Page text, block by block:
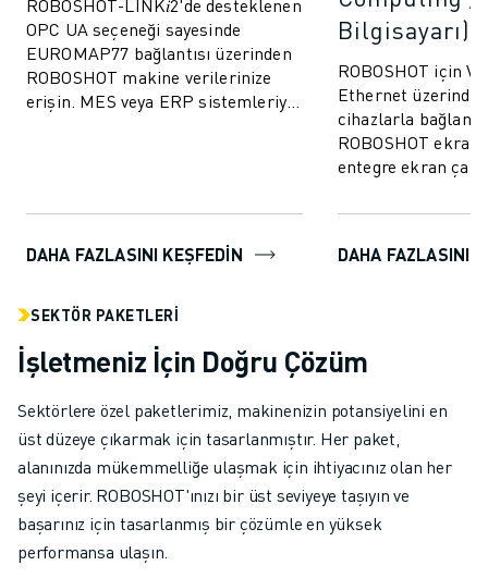
OPC UA seçeneği sayesinde
EUROMAP77 bağlantısı üzerinden
ROBOSHOT makine verilerinize
erişin. MES veya ERP sistemleriyle
DAHA FAZLASINI KEŞFEDIN
Bilgisayarı)
ROBOSHOT için
Ethernet üzerinden
cihazlarla
ROBOSHOT ekran
entegre ekran
DAHA FAZLASINI
SEKTÖR PAKETLERI
İşletmeniz İçin Doğru Çözüm
Sektörlere özel paketlerimiz, makinenizin potansiyelini en
üst düzeye çıkarmak için tasarlanmıştır. Her paket,
alanınızda mükemmelliğe ulaşmak için ihtiyacınız olan her
şeyi içerir. ROBOSHOT'ınızı bir üst seviyeye taşıyın ve
başarınız için tasarlanmış bir çözümle en yüksek
performansa ulaşın.